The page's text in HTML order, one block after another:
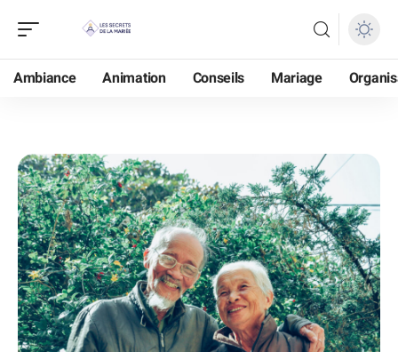
Ambiance Animation Conseils Mariage